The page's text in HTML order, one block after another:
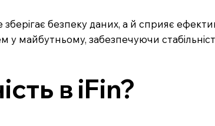
безпеку даних, а й сприяє
майбутньому, забезпечуючи
в iFin?